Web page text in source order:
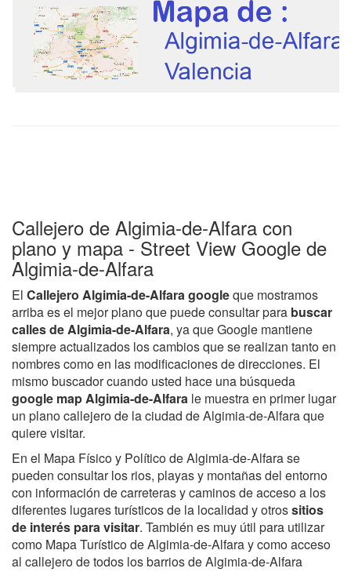
Callejero de Algimia-de-Alfara con
plano y mapa - Street View Google de
Algimia-de-Alfara
El Callejero Algimia-de-Alfara googleque mostramos
arriba es el mejor plano que puede consultar para buscar
calles de Algimia-de-Alfara, ya que Google mantiene
siempre actualizados los cambios que se realizan tanto en
nombres como en las modificaciones de direcciones. El
mismo buscador cuando usted hace una búsqueda
google map Algimia-de-Alfara le muestra en primer lugar
un plano callejero de la ciudad de Algimia-de-Alfara que
quiere visitar.
En el Mapa Físico y Político de Algimia-de-Alfara se
pueden consultar los rios, playas y montañas del entorno
con información de carreteras y caminos de acceso a los
diferentes lugares turísticos de la localidad y otrossitios
de interés para visitar. También es muy útil para utilizar
como Mapa Turístico de Algimia-de-Alfara y como acceso
al callejero de todos los barrios de Algimia-de-Alfara